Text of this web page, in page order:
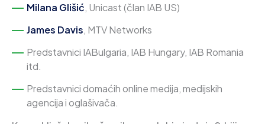
Milana Glišić, Unicast (član IAB US)
James Davis, MTV Networks
Predstavnici IABulgaria, IAB Hungary, IAB Romania
itd.
Predstavnici domaćih online medija, medijskih
agencija i oglašivača.